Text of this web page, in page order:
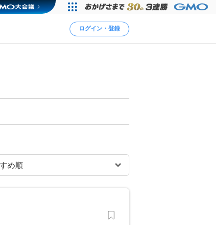
ログイン・登録